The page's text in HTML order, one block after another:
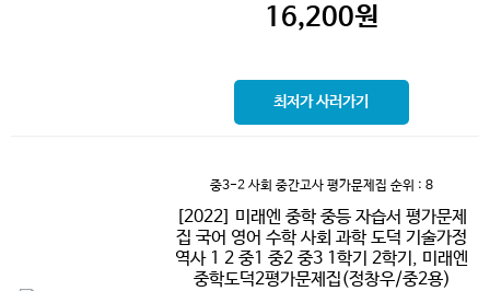
16,200원
최저가 사러가기
중3-2 사회 중간고사 평가문제집 순위 : 8
[2022] 미래엔 중학 중등 자습서 평가문제
집 국어 영어 수학 사회 과학 도덕 기술가정
역사 1 2 중1 중2 중3 1학기 2학기, 미래엔
중학도덕2평가문제집(정창우/중2용)